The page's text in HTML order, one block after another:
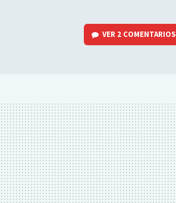
VER 2 COMENTARIOS